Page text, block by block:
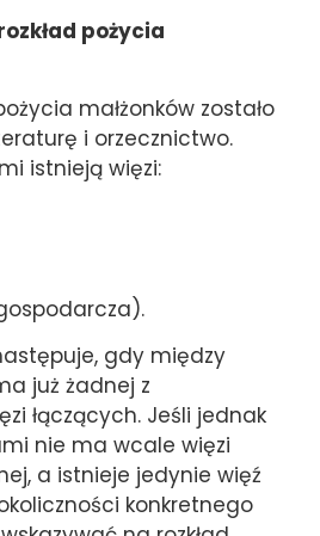
pożycia
małżonków zostało
i orzecznictwo.
istnieją więzi:
gdy między
już żadnej z
łączących. Jeśli jednak
nie ma wcale więzi
a istnieje jedynie więź
konkretnego